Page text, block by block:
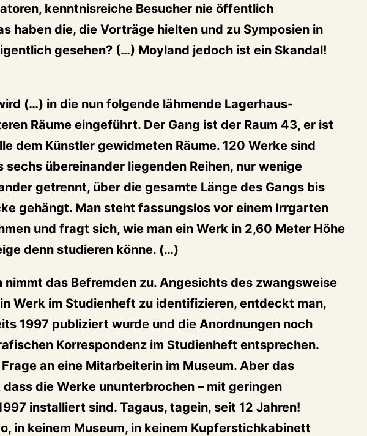
kenntnisreiche Besucher nie öffentlich
haben die, die Vorträge hielten und zu Symposien in
gesehen? (…) Moyland jedoch ist ein Skandal!
(…) in die nun folgende lähmende Lagerhaus-
Räume eingeführt. Der Gang ist der Raum 43, er ist
dem Künstler gewidmeten Räume. 120 Werke sind
übereinander liegenden Reihen, nur wenige
getrennt, über die gesamte Länge des Gangs bis
gehängt. Man steht fassungslos vor einem Irrgarten
und fragt sich, wie man ein Werk in 2,60 Meter Höhe
denn studieren könne. (…)
nimmt das Befremden zu. Angesichts des zwangsweise
Werk im Studienheft zu identifizieren, entdeckt man,
1997 publiziert wurde und die Anordnungen noch
Korrespondenz im Studienheft entsprechen.
an eine Mitarbeiterin im Museum. Aber das
die Werke ununterbrochen – mit geringen
installiert sind. Tagaus, tagein, seit 12 Jahren!
in keinem Museum, in keinem Kupferstichkabinett